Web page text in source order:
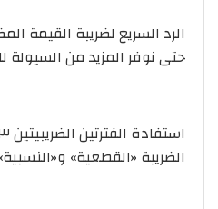
الرد السريع لضريبة
حتى نوفر المزيد من السيولة
الضريبة «القطعية»